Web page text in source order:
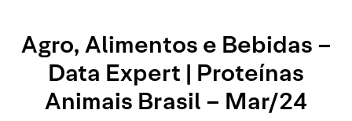
Agro, Alimentos e Bebidas –
Data Expert | Proteínas
Animais Brasil – Mar/24